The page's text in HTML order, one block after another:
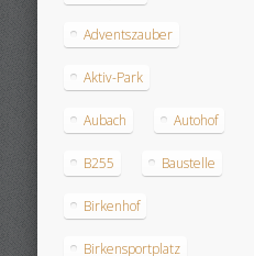
Adventszauber
Aktiv-Park
Aubach Autohof
B255 Baustelle
Birkenhof
Birkensportplatz